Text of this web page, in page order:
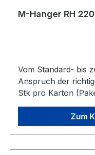
M-Hanger RH 220
Vom Standard- bis
Anspruch der
Stk pro Karton
bis zum fertig
Entwicklung in den
Drahtfestigkeit und
Zum